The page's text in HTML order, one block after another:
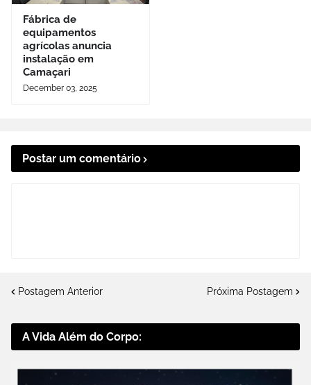
Fábrica de
equipamentos
agrícolas anuncia
instalação em
Camaçari
December 03, 2025
Postar um comentário
Postagem Anterior Próxima Postagem
A Vida Além do Corpo: